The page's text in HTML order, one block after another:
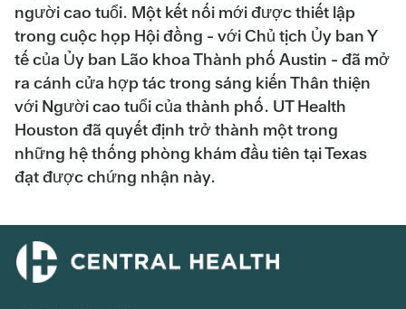
người cao tuổi. Một kết nối mới được thiết lập
trong cuộc họp Hội đồng - với Chủ tịch Ủy ban Y
tế của Ủy ban Lão khoa Thành phố Austin - đã mở
ra cánh cửa hợp tác trong sáng kiến Thân thiện
với Người cao tuổi của thành phố. UT Health
Houston đã quyết định trở thành một trong
những hệ thống phòng khám đầu tiên tại Texas
đạt được chứng nhận này.